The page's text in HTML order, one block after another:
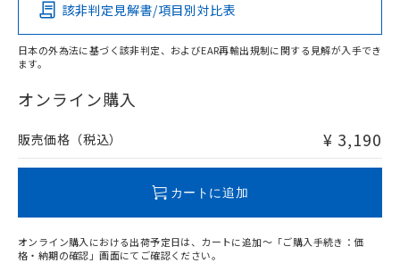
O
在庫等で未対応品が混在する可能性があります。
問い合わせください。
該非判定見解書/項目別対比表
日本の外為法に基づく該非判定、およびEAR再輸出規制に関する見解が入手でき
ます。
オンライン購入
販売価格（税込） ¥ 3,190
カートに追加
オンライン購入における出荷予定日は、カートに追加～「ご購入手続き：価
格・納期の確認」画面にてご確認ください。